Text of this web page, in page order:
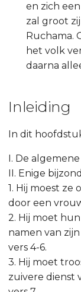
en zich
zal groot
Ruchama.
het volk
daarna
Inleiding
In dit
I. De
II. Enige
1. Hij moest
door een
2. Hij moet
namen van
vers 4-6.
3. Hij moet
zuivere dienst